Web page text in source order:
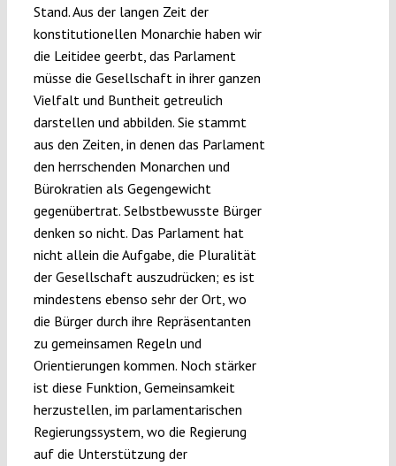
Stand. Aus der langen Zeit der
konstitutionellen Monarchie haben wir
die Leitidee geerbt, das Parlament
müsse die Gesellschaft in ihrer ganzen
Vielfalt und Buntheit getreulich
darstellen und abbilden. Sie stammt
aus den Zeiten, in denen das Parlament
den herrschenden Monarchen und
Bürokratien als Gegengewicht
gegenübertrat. Selbstbewusste Bürger
denken so nicht. Das Parlament hat
nicht allein die Aufgabe, die Pluralität
der Gesellschaft auszudrücken; es ist
mindestens ebenso sehr der Ort, wo
die Bürger durch ihre Repräsentanten
zu gemeinsamen Regeln und
Orientierungen kommen. Noch stärker
ist diese Funktion, Gemeinsamkeit
herzustellen, im parlamentarischen
Regierungssystem, wo die Regierung
auf die Unterstützung der